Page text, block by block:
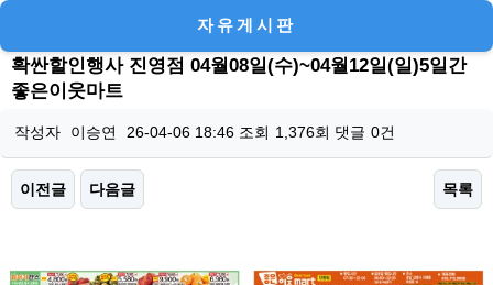
자유게시판
확싼할인행사 진영점 04월08일(수)~04월12일(일)5일간
좋은이웃마트
작성자 이승연 26-04-06 18:46조회 1,376회 댓글 0건
이전글 다음글 목록
본문